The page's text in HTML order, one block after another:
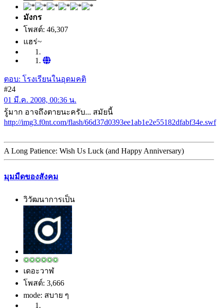
มังกร
โพสต์: 46,307
แฮร่~
ตอบ: โรงเรียนในอุดมคติ
#24
01 มี.ค. 2008, 00:36 น.
รู้มาก อาจถึงตายนะครับ... สมัยนี้
http://img3.f0nt.com/flash/66d37d0393ee1ab1e2e55182dfabf34e.swf
A Long Patience: Wish Us Luck (and Happy Anniversary)
มุมมืดของสังคม
วิวัฒนาการเป็น
เดอะวาฬ
โพสต์: 3,666
mode: สบาย ๆ